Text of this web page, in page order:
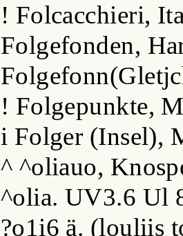
! Folcacchieri,
Folgefonden,
! Folgepunkte,
i Folger (Insel),
^ ^oliauo,
^olia. UV3.6 Ul
?o1i6 ä. (louliis